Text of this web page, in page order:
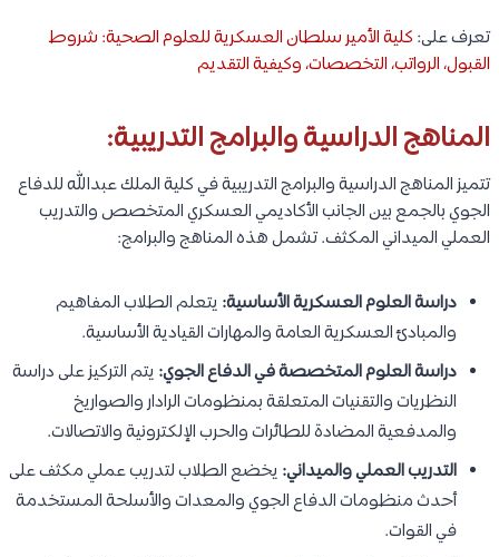
تعرف على: كلية الأمير سلطان العسكرية للعلوم الصحية: شروط
القبول، الرواتب، التخصصات، وكيفية التقديم
المناهج الدراسية والبرامج التدريبية:
تتميز المناهج الدراسية والبرامج التدريبية في كلية الملك عبدالله للدفاع
الجوي بالجمع بين الجانب الأكاديمي العسكري المتخصص والتدريب
العملي الميداني المكثف. تشمل هذه المناهج والبرامج:
دراسة العلوم العسكرية الأساسية: يتعلم الطلاب المفاهيم
والمبادئ العسكرية العامة والمهارات القيادية الأساسية.
دراسة العلوم المتخصصة في الدفاع الجوي: يتم التركيز على دراسة
النظريات والتقنيات المتعلقة بمنظومات الرادار والصواريخ
والمدفعية المضادة للطائرات والحرب الإلكترونية والاتصالات.
التدريب العملي والميداني: يخضع الطلاب لتدريب عملي مكثف على
أحدث منظومات الدفاع الجوي والمعدات والأسلحة المستخدمة
في القوات.